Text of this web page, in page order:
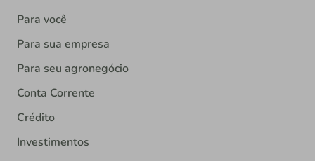
Para você
Para sua empresa
Para seu agronegócio
Conta Corrente
Crédito
Investimentos